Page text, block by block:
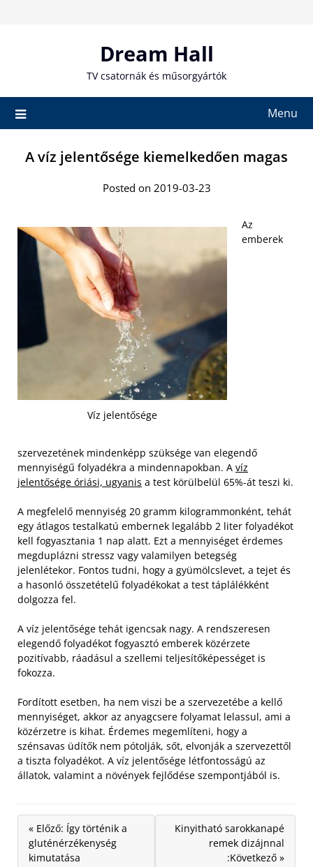
Dream Hall
TV csatornák és műsorgyártók
Menu
A víz jelentősége kiemelkedően magas
Posted on 2019-03-23
Víz jelentősége
Az
emberek
szervezetének mindenképp szüksége van elegendő
mennyiségű folyadékra a mindennapokban. A víz
jelentősége óriási, ugyanis a test körülbelül 65%-át teszi ki.
A megfelelő mennyiség 20 gramm kilogrammonként, tehát
egy átlagos testalkatú embernek legalább 2 liter folyadékot
kell fogyasztania 1 nap alatt. Ezt a mennyiséget érdemes
megduplázni stressz vagy valamilyen betegség
jelenlétekor. Fontos tudni, hogy a gyümölcslevet, a tejet és
a hasonló összetételű folyadékokat a test táplálékként
dolgozza fel.
A víz jelentősége tehát igencsak nagy. A rendszeresen
elegendő folyadékot fogyasztó emberek közérzete
pozitívabb, ráadásul a szellemi teljesítőképességet is
fokozza.
Fordított esetben, ha nem viszi be a szervezetébe a kellő
mennyiséget, akkor az anyagcsere folyamat lelassul, ami a
közérzetre is kihat. Érdemes megemlíteni, hogy a
szénsavas üdítők nem pótolják, sőt, elvonják a szervezettől
a tiszta folyadékot. A víz jelentősége létfontosságú az
állatok, valamint a növények fejlődése szempontjából is.
« Előző: Így történik a
gluténérzékenység
kimutatása
Kinyitható sarokkanapé
remek dizájnnal
:Következő »